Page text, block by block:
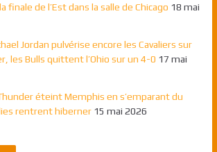
finale de l’Est dans la salle de Chicago 18 mai
Jordan pulvérise encore les Cavaliers sur
les Bulls quittent l’Ohio sur un 4-0 17 mai
éteint Memphis en s’emparant du
rentrent hiberner 15 mai 2026